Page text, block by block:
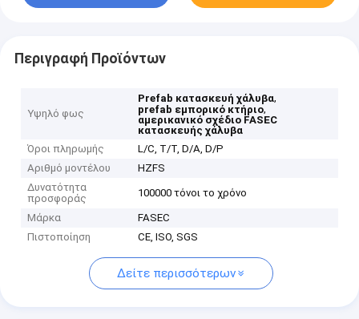
Περιγραφή Προϊόντων
Υψηλό φως
Prefab κατασκευή χάλυβα,
prefab εμπορικό κτήριο,
αμερικανικό σχέδιο FASEC
κατασκευής χάλυβα
Όροι πληρωμής
L/C, T/T, D/A, D/P
Αριθμό μοντέλου
HZFS
Δυνατότητα
προσφοράς
100000 τόνοι το χρόνο
Μάρκα
FASEC
Πιστοποίηση
CE, ISO, SGS
Δείτε περισσότερων